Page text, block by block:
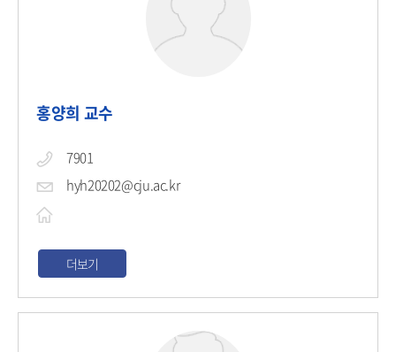
홍양희 교수
7901
hyh20202@cju.ac.kr
더보기